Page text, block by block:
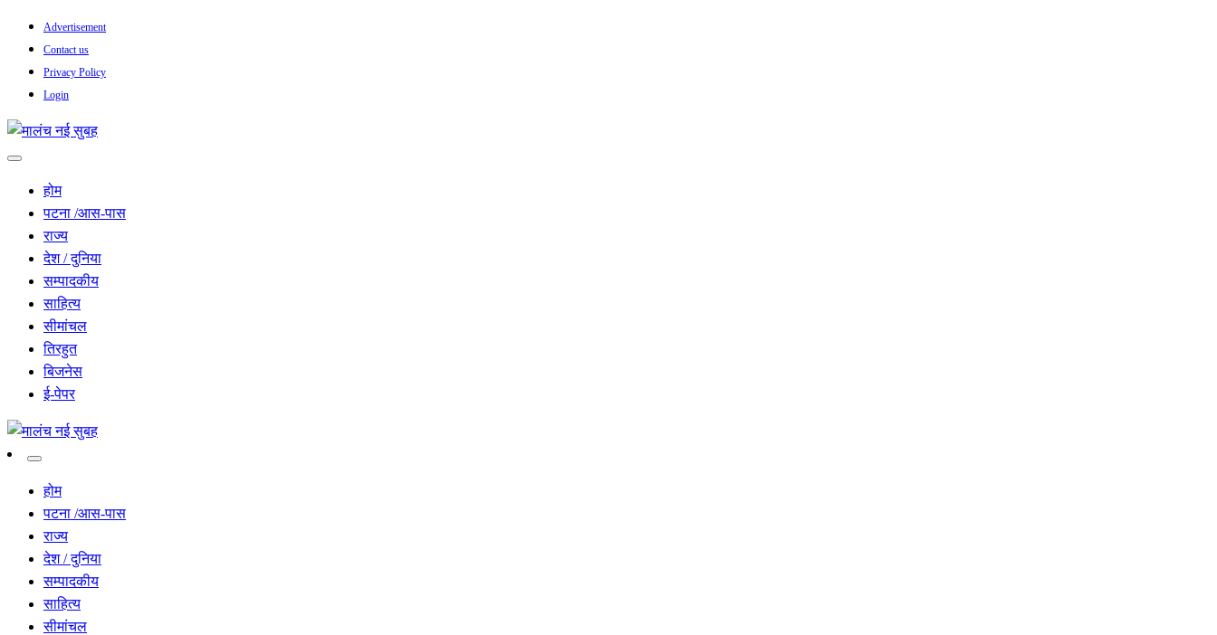
Skip
content
Advertisement
Contact us
Privacy Policy
Login
मालंच नई सुबह
होम
पटना /आस-पास
राज्य
देश / दुनिया
सम्पादकीय
साहित्य
सीमांचल
तिरहुत
बिजनेस
ई-पेपर
मालंच नई सुबह
होम
पटना /आस-पास
राज्य
देश / दुनिया
सम्पादकीय
साहित्य
सीमांचल